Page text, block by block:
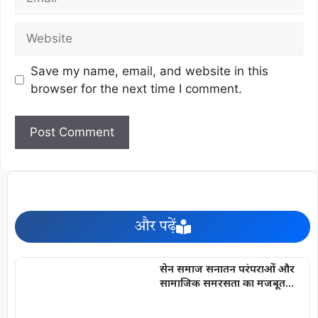
Save my name, email, and website in this
browser for the next time I comment.
और पढ़ें
सेन समाज सनातन परंपराओं और
सामाजिक समरसता का मजबूत